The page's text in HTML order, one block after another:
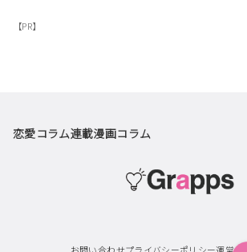
【PR】
恋愛コラム連載漫画コラム